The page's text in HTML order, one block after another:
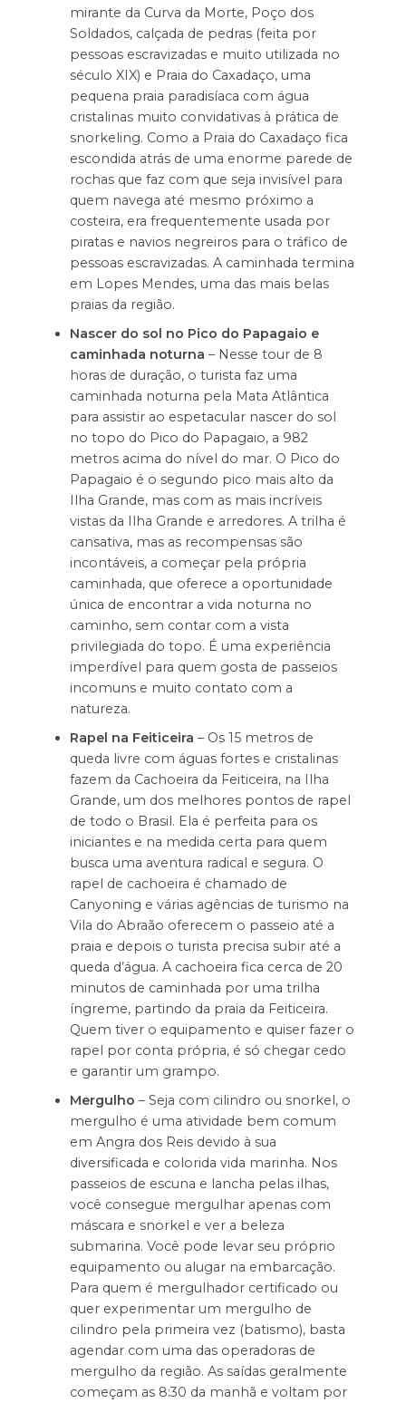
mirante da Curva da Morte, Poço dos
Soldados, calçada de pedras (feita por
pessoas escravizadas e muito utilizada no
século XIX) e Praia do Caxadaço, uma
pequena praia paradisíaca com água
cristalinas muito convidativas à prática de
snorkeling. Como a Praia do Caxadaço fica
escondida atrás de uma enorme parede de
rochas que faz com que seja invisível para
quem navega até mesmo próximo a
costeira, era frequentemente usada por
piratas e navios negreiros para o tráfico de
pessoas escravizadas. A caminhada termina
em Lopes Mendes, uma das mais belas
praias da região.
Nascer do sol no Pico do Papagaio e
caminhada noturna – Nesse tour de 8
horas de duração, o turista faz uma
caminhada noturna pela Mata Atlântica
para assistir ao espetacular nascer do sol
no topo do Pico do Papagaio, a 982
metros acima do nível do mar. O Pico do
Papagaio é o segundo pico mais alto da
Ilha Grande, mas com as mais incríveis
vistas da Ilha Grande e arredores. A trilha é
cansativa, mas as recompensas são
incontáveis, a começar pela própria
caminhada, que oferece a oportunidade
única de encontrar a vida noturna no
caminho, sem contar com a vista
privilegiada do topo. É uma experiência
imperdível para quem gosta de passeios
incomuns e muito contato com a
natureza.
Rapel na Feiticeira – Os 15 metros de
queda livre com águas fortes e cristalinas
fazem da Cachoeira da Feiticeira, na Ilha
Grande, um dos melhores pontos de rapel
de todo o Brasil. Ela é perfeita para os
iniciantes e na medida certa para quem
busca uma aventura radical e segura. O
rapel de cachoeira é chamado de
Canyoning e várias agências de turismo na
Vila do Abraão oferecem o passeio até a
praia e depois o turista precisa subir até a
queda d’água. A cachoeira fica cerca de 20
minutos de caminhada por uma trilha
íngreme, partindo da praia da Feiticeira.
Quem tiver o equipamento e quiser fazer o
rapel por conta própria, é só chegar cedo
e garantir um grampo.
Mergulho – Seja com cilindro ou snorkel, o
mergulho é uma atividade bem comum
em Angra dos Reis devido à sua
diversificada e colorida vida marinha. Nos
passeios de escuna e lancha pelas ilhas,
você consegue mergulhar apenas com
máscara e snorkel e ver a beleza
submarina. Você pode levar seu próprio
equipamento ou alugar na embarcação.
Para quem é mergulhador certificado ou
quer experimentar um mergulho de
cilindro pela primeira vez (batismo), basta
agendar com uma das operadoras de
mergulho da região. As saídas geralmente
começam as 8:30 da manhã e voltam por